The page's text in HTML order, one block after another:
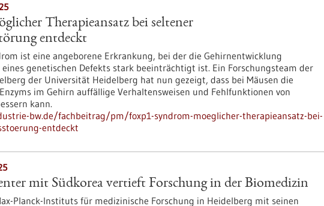
Therapieansatz bei seltener
entdeckt
ist eine angeborene Erkrankung, bei der die Gehirnentwicklung
genetischen Defekts stark beeinträchtigt ist. Ein Forschungsteam der
der Universität Heidelberg hat nun gezeigt, dass bei Mäusen die
im Gehirn auffällige Verhaltensweisen und Fehlfunktionen von
kann.
bw.de/fachbeitrag/pm/foxp1-syndrom-moeglicher-therapieansatz-bei-
entdeckt
mit Südkorea vertieft Forschung in der Biomedizin
Planck-Instituts für medizinische Forschung in Heidelberg mit seinen